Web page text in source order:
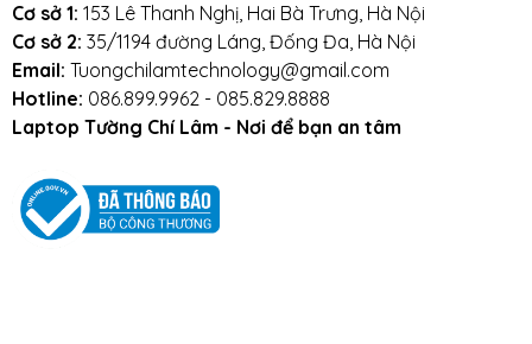
Cơ sở 1: 153 Lê Thanh Nghị, Hai Bà Trưng, Hà Nội
Cơ sở 2: 35/1194 đường Láng, Đống Đa, Hà Nội
Email: Tuongchilamtechnology@gmail.com
Hotline: 086.899.9962 - 085.829.8888
Laptop Tường Chí Lâm - Nơi để bạn an tâm